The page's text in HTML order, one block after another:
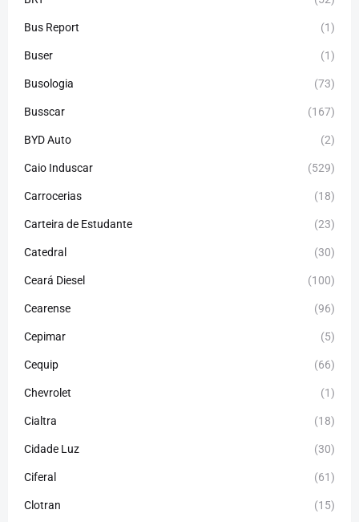
Bus Report (1)
Buser (1)
Busologia (73)
Busscar (167)
BYD Auto (2)
Caio Induscar (529)
Carrocerias (18)
Carteira de Estudante (23)
Catedral (30)
Ceará Diesel (100)
Cearense (96)
Cepimar (5)
Cequip (66)
Chevrolet (1)
Cialtra (18)
Cidade Luz (30)
Ciferal (61)
Clotran (15)